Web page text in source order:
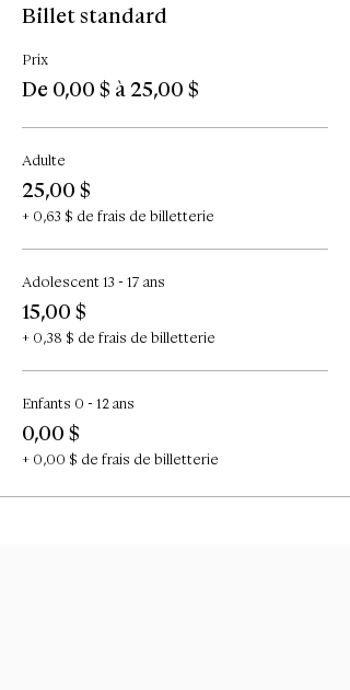
Billet standard
Prix
De 0,00 $ à 25,00 $
Adulte
25,00 $
+ 0,63 $ de frais de billetterie
Adolescent 13 - 17 ans
15,00 $
+ 0,38 $ de frais de billetterie
Enfants 0 - 12 ans
0,00 $
+ 0,00 $ de frais de billetterie